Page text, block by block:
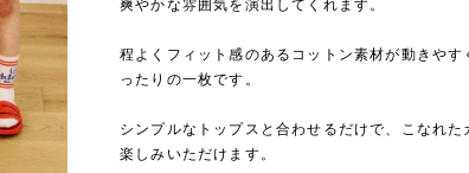
爽やかな雰囲気を演出してくれます。
程よくフィット感のあるコットン素材が動きや
ったりの一枚です。
シンプルなトップスと合わせるだけで、こなれた
楽しみいただけます。